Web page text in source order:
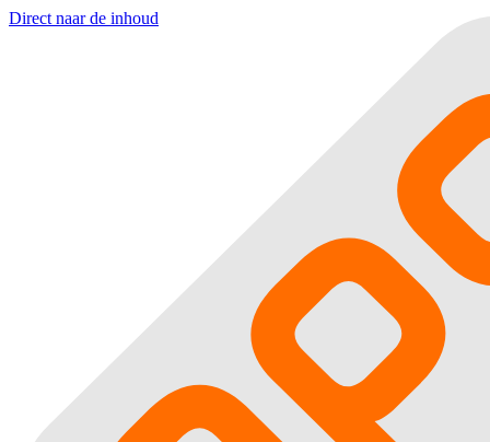
Direct naar de inhoud